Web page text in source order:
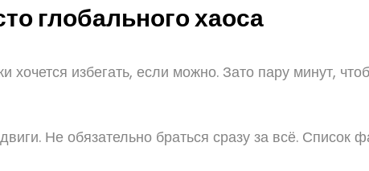
глобального хаоса
хочется избегать, если можно. Зато пару минут,
Не обязательно браться сразу за всё. Список